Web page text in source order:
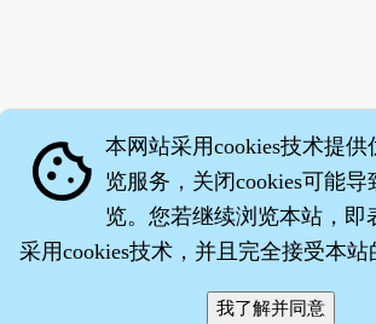
·沈药子©2008～
cookie 本网站采用cookies技术提供
览服务，关闭cookies可能导
览。您若继续浏览本站，即
采用cookies技术，并且完全接受本站